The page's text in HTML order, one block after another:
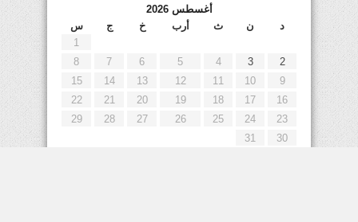
أغسطس 2026
د
ن ث أرب خ ج
س
1
2
3
4
5
6
7
8
9
10
11
12
13
14
15
16
17
18
19
20
21
22
23
24
25
26
27
28
29
30
31